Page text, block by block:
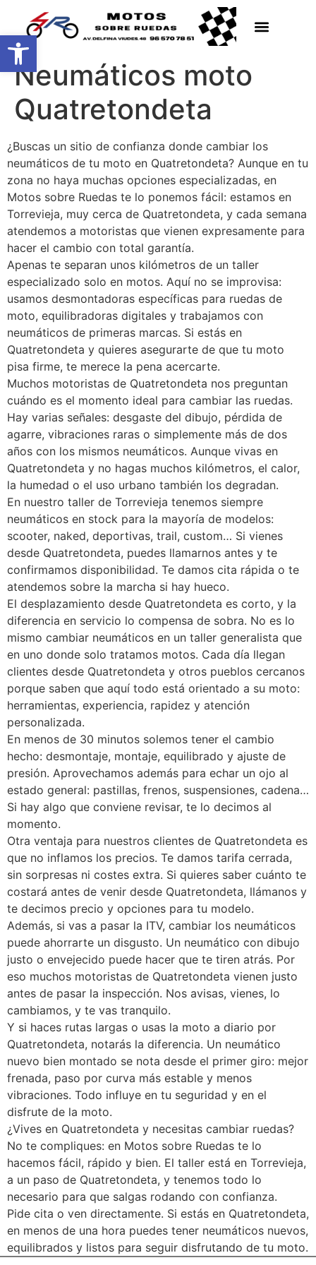
Abrir barra de herramientas
Neumáticos moto
Quatretondeta
¿Buscas un sitio de confianza donde cambiar los
neumáticos de tu moto en Quatretondeta? Aunque en tu
zona no haya muchas opciones especializadas, en
Motos sobre Ruedas te lo ponemos fácil: estamos en
Torrevieja, muy cerca de Quatretondeta, y cada semana
atendemos a motoristas que vienen expresamente para
hacer el cambio con total garantía.
Apenas te separan unos kilómetros de un taller
especializado solo en motos. Aquí no se improvisa:
usamos desmontadoras específicas para ruedas de
moto, equilibradoras digitales y trabajamos con
neumáticos de primeras marcas. Si estás en
Quatretondeta y quieres asegurarte de que tu moto
pisa firme, te merece la pena acercarte.
Muchos motoristas de Quatretondeta nos preguntan
cuándo es el momento ideal para cambiar las ruedas.
Hay varias señales: desgaste del dibujo, pérdida de
agarre, vibraciones raras o simplemente más de dos
años con los mismos neumáticos. Aunque vivas en
Quatretondeta y no hagas muchos kilómetros, el calor,
la humedad o el uso urbano también los degradan.
En nuestro taller de Torrevieja tenemos siempre
neumáticos en stock para la mayoría de modelos:
scooter, naked, deportivas, trail, custom… Si vienes
desde Quatretondeta, puedes llamarnos antes y te
confirmamos disponibilidad. Te damos cita rápida o te
atendemos sobre la marcha si hay hueco.
El desplazamiento desde Quatretondeta es corto, y la
diferencia en servicio lo compensa de sobra. No es lo
mismo cambiar neumáticos en un taller generalista que
en uno donde solo tratamos motos. Cada día llegan
clientes desde Quatretondeta y otros pueblos cercanos
porque saben que aquí todo está orientado a su moto:
herramientas, experiencia, rapidez y atención
personalizada.
En menos de 30 minutos solemos tener el cambio
hecho: desmontaje, montaje, equilibrado y ajuste de
presión. Aprovechamos además para echar un ojo al
estado general: pastillas, frenos, suspensiones, cadena…
Si hay algo que conviene revisar, te lo decimos al
momento.
Otra ventaja para nuestros clientes de Quatretondeta es
que no inflamos los precios. Te damos tarifa cerrada,
sin sorpresas ni costes extra. Si quieres saber cuánto te
costará antes de venir desde Quatretondeta, llámanos y
te decimos precio y opciones para tu modelo.
Además, si vas a pasar la ITV, cambiar los neumáticos
puede ahorrarte un disgusto. Un neumático con dibujo
justo o envejecido puede hacer que te tiren atrás. Por
eso muchos motoristas de Quatretondeta vienen justo
antes de pasar la inspección. Nos avisas, vienes, lo
cambiamos, y te vas tranquilo.
Y si haces rutas largas o usas la moto a diario por
Quatretondeta, notarás la diferencia. Un neumático
nuevo bien montado se nota desde el primer giro: mejor
frenada, paso por curva más estable y menos
vibraciones. Todo influye en tu seguridad y en el
disfrute de la moto.
¿Vives en Quatretondeta y necesitas cambiar ruedas?
No te compliques: en Motos sobre Ruedas te lo
hacemos fácil, rápido y bien. El taller está en Torrevieja,
a un paso de Quatretondeta, y tenemos todo lo
necesario para que salgas rodando con confianza.
Pide cita o ven directamente. Si estás en Quatretondeta,
en menos de una hora puedes tener neumáticos nuevos,
equilibrados y listos para seguir disfrutando de tu moto.